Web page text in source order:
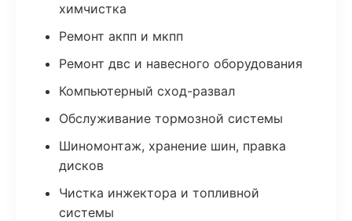
химчистка
Ремонт акпп и мкпп
Ремонт двс и навесного оборудования
Компьютерный сход-развал
Обслуживание тормозной системы
Шиномонтаж, хранение шин, правка
дисков
Чистка инжектора и топливной
системы